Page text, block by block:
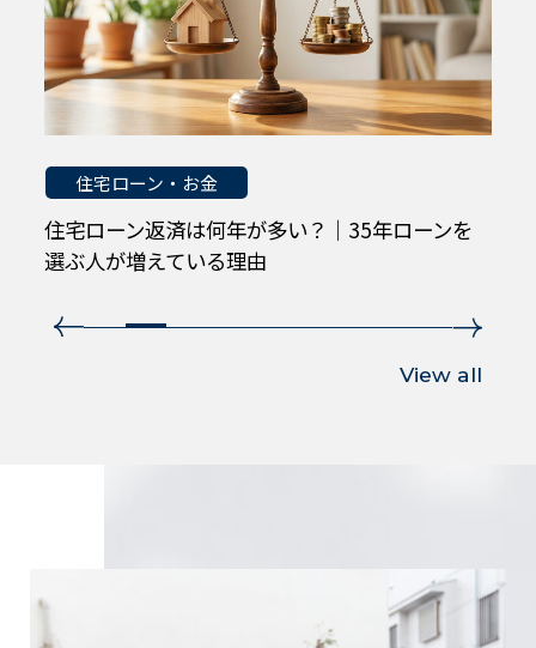
住宅ローン・お金
住宅ローン返済は何年が多い？｜35年ローンを
選ぶ人が増えている理由
View all